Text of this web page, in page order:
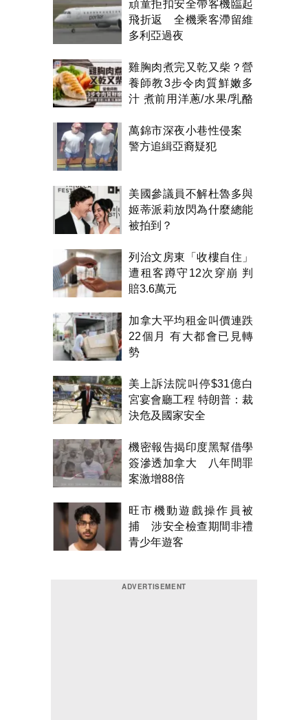
頑童拒扣安全帶客機臨起
飛折返 全機乘客滯留維
多利亞過夜
雞胸肉煮完又乾又柴？營
養師教3步令肉質鮮嫩多
汁 煮前用洋蔥/水果/乳酪
萬錦市深夜小巷性侵案
警方追緝亞裔疑犯
美國參議員不解杜魯多與
姬蒂派莉放閃為什麼總能
被拍到？
列治文房東「收樓自住」
遭租客蹲守12次穿崩 判
賠3.6萬元
加拿大平均租金叫價連跌
22個月 有大都會已見轉
勢
美上訴法院叫停$31億白
宮宴會廳工程 特朗普：裁
決危及國家安全
機密報告揭印度黑幫借學
簽滲透加拿大 八年間罪
案激增88倍
旺市機動遊戲操作員被
捕 涉安全檢查期間非禮
青少年遊客